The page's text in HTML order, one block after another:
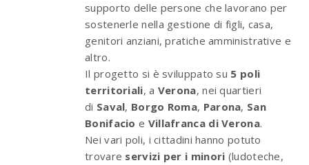
supporto delle persone che lavorano per
sostenerle nella gestione di figli, casa,
genitori anziani, pratiche amministrative e
altro.
Il progetto si è sviluppato su 5 poli
territoriali, a Verona, nei quartieri
di Saval, Borgo Roma, Parona, San
Bonifacio e Villafranca di Verona.
Nei vari poli, i cittadini hanno potuto
trovare servizi per i minori (ludoteche,